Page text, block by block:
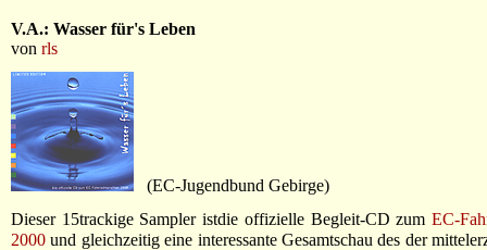
V.A.: Wasser für's Leben
von rls
(EC-Jugendbund Gebirge)
Dieser 15trackige Sampler istdie offizielle Begleit-CD zum EC-
2000 und gleichzeitig eine interessante Gesamtschau des der